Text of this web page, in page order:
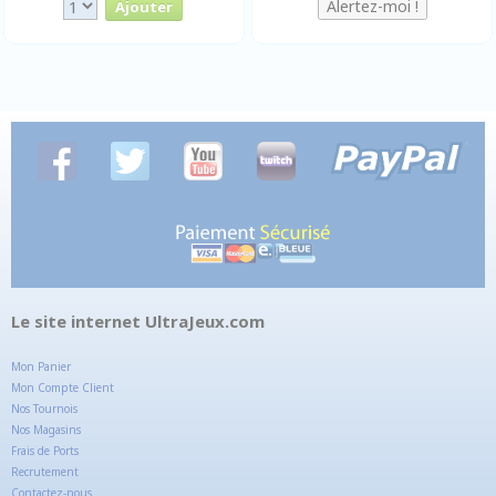
Le site internet UltraJeux.com
Mon Panier
Mon Compte Client
Nos Tournois
Nos Magasins
Frais de Ports
Recrutement
Contactez-nous